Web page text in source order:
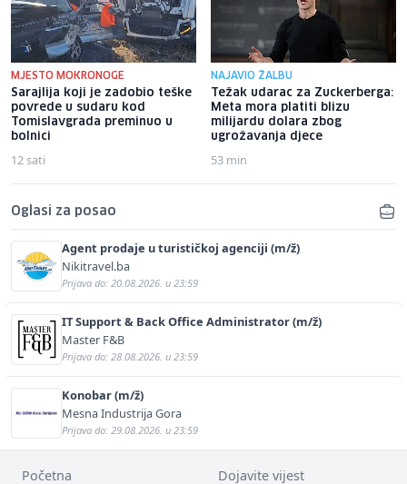
MJESTO MOKRONOGE
Sarajlija koji je zadobio teške
povrede u sudaru kod
Tomislavgrada preminuo u
bolnici
12 sati
NAJAVIO ŽALBU
Težak udarac za Zuckerberga:
Meta mora platiti blizu
milijardu dolara zbog
ugrožavanja djece
53 min
Oglasi za posao
Agent prodaje u turističkoj agenciji (m/ž)
Nikitravel.ba
Prijava do: 20.08.2026. u 23:59
IT Support & Back Office Administrator (m/ž)
Master F&B
Prijava do: 28.08.2026. u 23:59
Konobar (m/ž)
Mesna Industrija Gora
Prijava do: 29.08.2026. u 23:59
Početna Dojavite vijest